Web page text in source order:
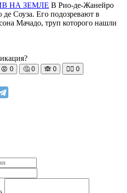
НА ЗЕМЛЕ В Рио-де-Жанейро
Соуза. Его подозревают в
Мачадо, труп которого нашли
😡 0 🤔 0 🙈 0 🧘‍♀️ 0